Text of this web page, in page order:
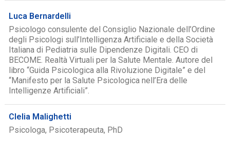
Luca Bernardelli
Psicologo consulente del Consiglio Nazionale dell’Ordine
degli Psicologi sull’Intelligenza Artificiale e della Società
Italiana di Pediatria sulle Dipendenze Digitali. CEO di
BECOME. Realtà Virtuali per la Salute Mentale. Autore del
libro “Guida Psicologica alla Rivoluzione Digitale” e del
“Manifesto per la Salute Psicologica nell’Era delle
Intelligenze Artificiali”.
Clelia Malighetti
Psicologa, Psicoterapeuta, PhD